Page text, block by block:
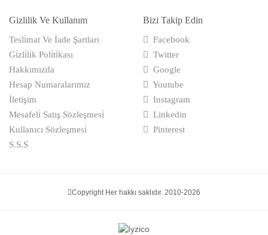
Gizlilik Ve Kullanım
Tesli̇mat Ve İade Şartları
Gi̇zli̇li̇k Poli̇ti̇kası
Hakkımızda
Hesap Numaralarımız
İletişim
Mesafeli̇ Satış Sözleşmesi̇
Kullanıcı Sözleşmesi̇
S.S.S
Bizi Takip Edin
Facebook
Twitter
Google
Youtube
Instagram
Linkedin
Pinterest
Copyright Her hakkı saklıdır. 2010-2026